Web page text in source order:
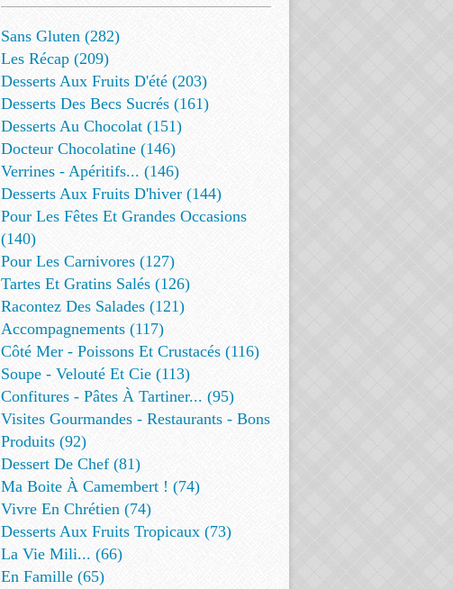
Sans Gluten (282)
Les Récap (209)
Desserts Aux Fruits D'été (203)
Desserts Des Becs Sucrés (161)
Desserts Au Chocolat (151)
Docteur Chocolatine (146)
Verrines - Apéritifs... (146)
Desserts Aux Fruits D'hiver (144)
Pour Les Fêtes Et Grandes Occasions
(140)
Pour Les Carnivores (127)
Tartes Et Gratins Salés (126)
Racontez Des Salades (121)
Accompagnements (117)
Côté Mer - Poissons Et Crustacés (116)
Soupe - Velouté Et Cie (113)
Confitures - Pâtes À Tartiner... (95)
Visites Gourmandes - Restaurants - Bons
Produits (92)
Dessert De Chef (81)
Ma Boite À Camembert ! (74)
Vivre En Chrétien (74)
Desserts Aux Fruits Tropicaux (73)
La Vie Mili... (66)
En Famille (65)